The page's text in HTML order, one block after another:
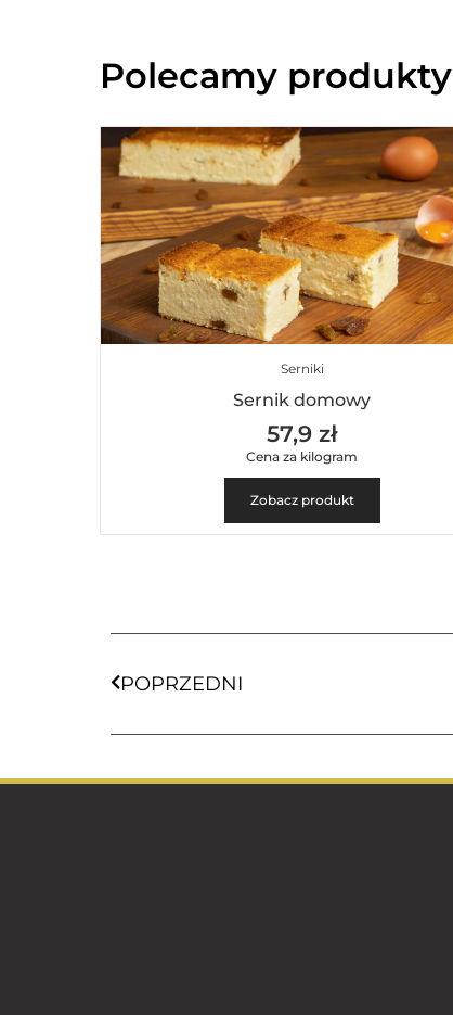
Polecamy produkty
Serniki
Sernik domowy
57,9 zł
Cena za kilogram
Zobacz produkt
POPRZEDNI